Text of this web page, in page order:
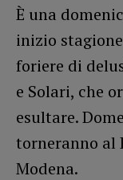
È una
inizio
foriere di
e Solari, che
esultare.
torneranno al
Modena.